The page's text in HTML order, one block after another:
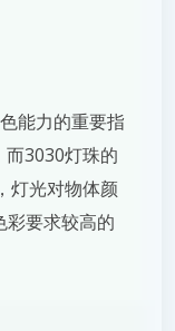
能力的重要指
而3030灯珠的
灯光对物体颜
彩要求较高的